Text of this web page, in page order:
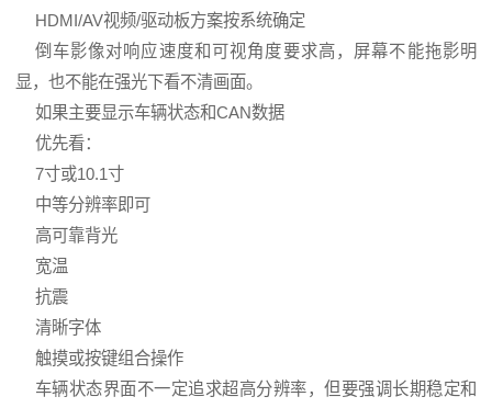
HDMI/AV视频/驱动板方案按系统确定
倒车影像对响应速度和可视角度要求高，屏幕不能拖影明
显，也不能在强光下看不清画面。
如果主要显示车辆状态和CAN数据
优先看：
7寸或10.1寸
中等分辨率即可
高可靠背光
宽温
抗震
清晰字体
触摸或按键组合操作
车辆状态界面不一定追求超高分辨率，但要强调长期稳定和